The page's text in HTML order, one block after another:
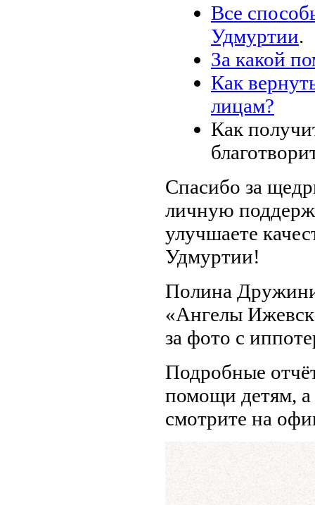
Все
Удмуртии.
За какой
Как
лицам?
Как
Спасибо за
личную
улучшаете
Удмуртии!
Полина
«Ангелы
за фото с
Подробные
помощи детям,
смотрите на